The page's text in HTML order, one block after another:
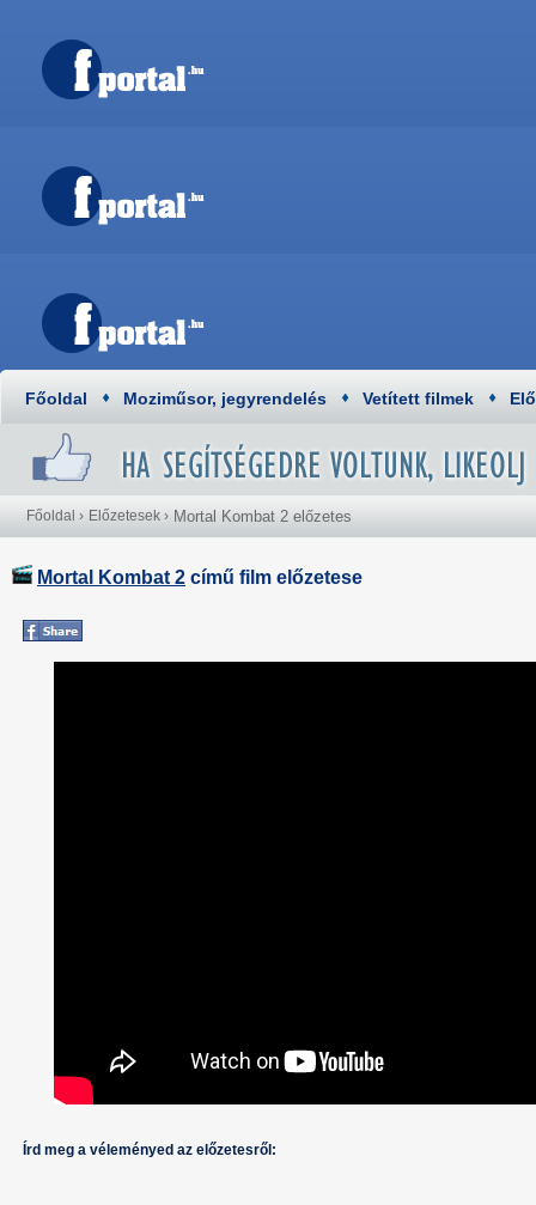
Főoldal Moziműsor, jegyrendelés Vetített filmek
Főoldal › Előzetesek › Mortal Kombat 2 előzetes
Mortal Kombat 2 című film előzetese
Írd meg a véleményed az előzetesről: